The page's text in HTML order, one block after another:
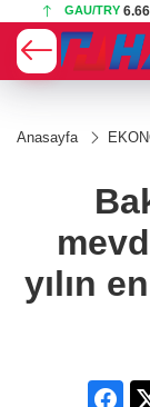
GAU/TRY
Anasayfa
yılın